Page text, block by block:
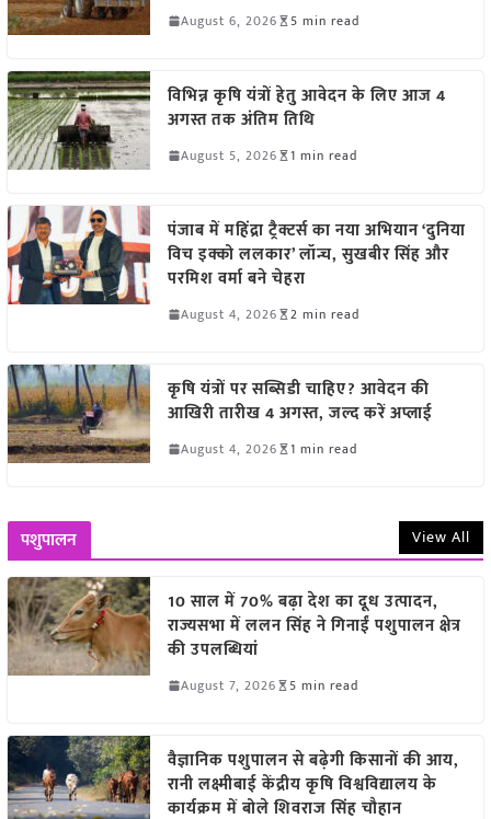
August 6, 2026 5 min read
विभिन्न कृषि यंत्रों हेतु आवेदन के लिए आज 4
अगस्त तक अंतिम तिथि
August 5, 2026 1 min read
पंजाब में महिंद्रा ट्रैक्टर्स का नया अभियान ‘दुनिया
विच इक्को ललकार’ लॉन्च, सुखबीर सिंह और
परमिश वर्मा बने चेहरा
August 4, 2026 2 min read
कृषि यंत्रों पर सब्सिडी चाहिए? आवेदन की
आखिरी तारीख 4 अगस्त, जल्द करें अप्लाई
August 4, 2026 1 min read
पशुपालन View All
10 साल में 70% बढ़ा देश का दूध उत्पादन,
राज्यसभा में ललन सिंह ने गिनाईं पशुपालन क्षेत्र
की उपलब्धियां
August 7, 2026 5 min read
वैज्ञानिक पशुपालन से बढ़ेगी किसानों की आय,
रानी लक्ष्मीबाई केंद्रीय कृषि विश्वविद्यालय के
कार्यक्रम में बोले शिवराज सिंह चौहान